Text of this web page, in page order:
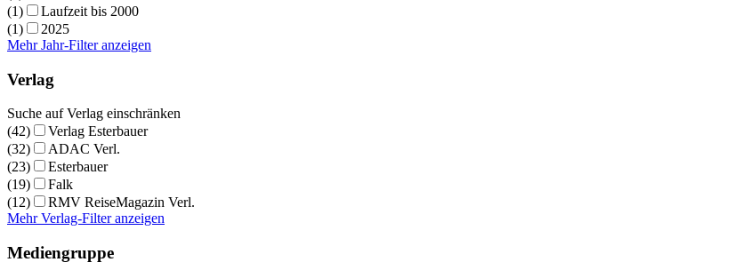
(1)
Laufzeit bis 2000
(1)
2025
Mehr Jahr-Filter anzeigen
Verlag
Suche auf Verlag einschränken
(42)
Verlag Esterbauer
(32)
ADAC Verl.
(23)
Esterbauer
(19)
Falk
(12)
RMV ReiseMagazin Verl.
Mehr Verlag-Filter anzeigen
Mediengruppe